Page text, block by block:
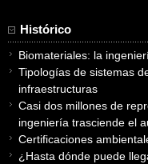
Histórico
Biomateriales: la
Tipologías de sistemas
infraestructuras
Casi dos millones de
ingeniería trasciende el
Certificaciones
¿Hasta dónde puede